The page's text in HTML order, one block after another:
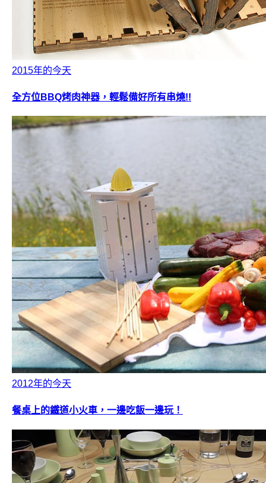
2015年的今天
全方位BBQ烤肉神器，輕鬆備好所有串燒!!
2012年的今天
餐桌上的鐵道小火車，一邊吃飯一邊玩！